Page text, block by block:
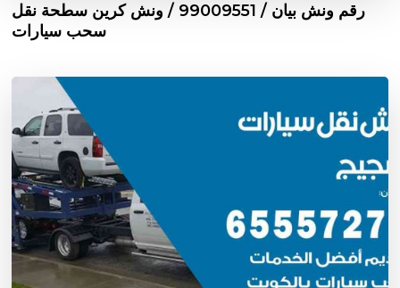
رقم ونش بيان / 99009551‬ / ونش كرين سطحة نقل
سحب سيارات